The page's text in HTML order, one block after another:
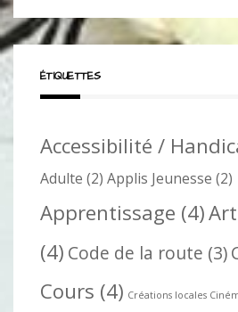
ÉTIQUETTES
Accessibilité /
Adulte (2) Applis Jeunesse (2)
Apprentissage (4)Art
(4) Code de la route (3)
Cours (4) Créations locales